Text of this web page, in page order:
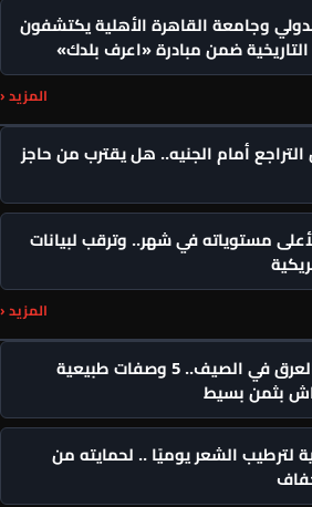
وجامعة القاهرة الأهلية يكتشفون
التاريخية ضمن مبادرة «اعرف بلدك»
المزيد ‹
التراجع أمام الجنيه.. هل يقترب من حاجز
مستوياته في شهر.. وترقب لبيانات
المزيد ‹
وداعًا لرائحة العرق في الصيف.. 5 وصفات طبيعية
بثمن بسيط
لترطيب الشعر يوميًا .. لحمايته من